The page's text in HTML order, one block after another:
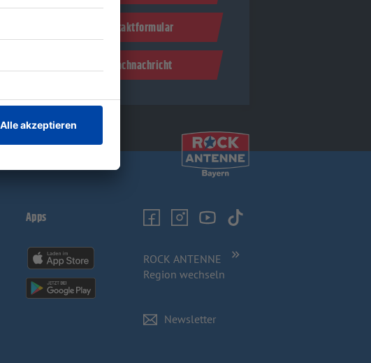
Kontaktformular
Sprachnachricht
Apps
ROCK ANTENNE
Region wechseln
Newsletter